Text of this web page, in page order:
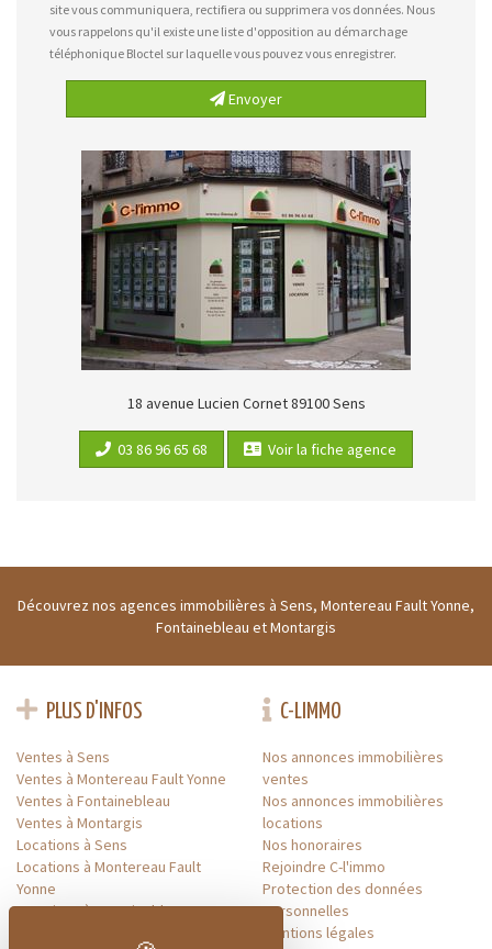
site vous communiquera, rectifiera ou supprimera vos données. Nous
vous rappelons qu'il existe une liste d'opposition au démarchage
téléphonique Bloctel sur laquelle vous pouvez vous enregistrer.
Envoyer
18 avenue Lucien Cornet89100Sens
03 86 96 65 68 Voir la fiche agence
Découvrez nos agences immobilières à Sens, Montereau Fault Yonne,
Fontainebleau et Montargis
PLUS D'INFOS
Ventes à Sens
Ventes à Montereau Fault Yonne
Ventes à Fontainebleau
Ventes à Montargis
Locations à Sens
Locations à Montereau Fault
Yonne
Locations à Fontainebleau
C-LIMMO
Nos annonces immobilières
ventes
Nos annonces immobilières
locations
Nos honoraires
Rejoindre C-l'immo
Protection des données
personnelles
Mentions légales